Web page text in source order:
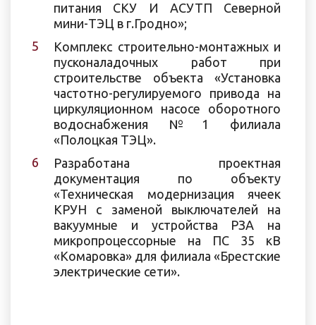
питания СКУ И АСУТП Северной
мини-ТЭЦ в г.Гродно»;
Комплекс строительно-монтажных и
пусконаладочных работ при
строительстве объекта «Установка
частотно-регулируемого привода на
циркуляционном насосе оборотного
водоснабжения №1 филиала
«Полоцкая ТЭЦ».
Разработана проектная
документация по объекту
«Техническая модернизация ячеек
КРУН с заменой выключателей на
вакуумные и устройства РЗА на
микропроцессорные на ПС 35 кВ
«Комаровка» для филиала «Брестские
электрические сети».